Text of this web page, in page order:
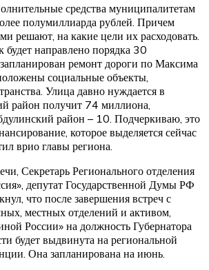
средства муниципалитетам
полумиллиарда рублей. Причем
решают, на какие цели их расходовать.
будет направлено порядка 30
ремонт дороги по Максима
социальные объекты,
Улица давно нуждается в
район получит 74 миллиона,
район – 10. Подчеркиваю, это
которое выделяется сейчас
врио главы региона.
Секретарь Регионального отделения
депутат Государственной Думы РФ
что после завершения встреч с
местных отделений и активом,
России» на должность Губернатора
будет выдвинута на региональной
Она запланирована на июнь.